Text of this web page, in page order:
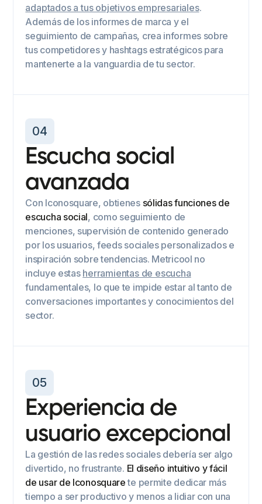
adaptados a tus objetivos empresariales.
Además de los informes de marca y el
seguimiento de campañas, crea informes sobre
tus competidores y hashtags estratégicos para
mantenerte a la vanguardia de tu sector.
04
Escucha social
avanzada
Con Iconosquare, obtienes sólidas funciones de
escucha social, como seguimiento de
menciones, supervisión de contenido generado
por los usuarios, feeds sociales personalizados e
inspiración sobre tendencias. Metricool no
incluye estas herramientas de escucha
fundamentales, lo que te impide estar al tanto de
conversaciones importantes y conocimientos del
sector.
05
Experiencia de
usuario excepcional
La gestión de las redes sociales debería ser algo
divertido, no frustrante. El diseño intuitivo y fácil
de usar de Iconosquarete permite dedicar más
tiempo a ser productivo y menos a lidiar con una